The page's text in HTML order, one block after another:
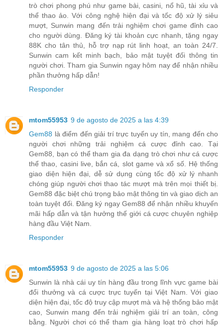
trò chơi phong phú như game bài, casini, nổ hũ, tài xỉu và
thể thao ảo. Với công nghệ hiện đại và tốc độ xử lý siêu
mượt, Sunwin mang đến trải nghiệm chơi game đỉnh cao
cho người dùng. Đăng ký tài khoản cực nhanh, tặng ngay
88K cho tân thủ, hỗ trợ nạp rút linh hoạt, an toàn 24/7.
Sunwin cam kết minh bạch, bảo mật tuyệt đối thông tin
người chơi. Tham gia Sunwin ngay hôm nay để nhận nhiều
phần thưởng hấp dẫn!
Responder
mtom55953 9 de agosto de 2025 a las 4:39
Gem88 là điểm đến giải trí trực tuyến uy tín, mang đến cho
người chơi những trải nghiệm cá cược đỉnh cao. Tại
Gem88, bạn có thể tham gia đa dạng trò chơi như cá cược
thể thao, casini live, bắn cá, slot game và xổ số. Hệ thống
giao diện hiện đại, dễ sử dụng cùng tốc độ xử lý nhanh
chóng giúp người chơi thao tác mượt mà trên mọi thiết bị.
Gem88 đặc biệt chú trọng bảo mật thông tin và giao dịch an
toàn tuyệt đối. Đăng ký ngay Gem88 để nhận nhiều khuyến
mãi hấp dẫn và tận hưởng thế giới cá cược chuyên nghiệp
hàng đầu Việt Nam.
Responder
mtom55953 9 de agosto de 2025 a las 5:06
Sunwin là nhà cái uy tín hàng đầu trong lĩnh vực game bài
đổi thưởng và cá cược trực tuyến tại Việt Nam. Với giao
diện hiện đại, tốc độ truy cập mượt mà và hệ thống bảo mật
cao, Sunwin mang đến trải nghiệm giải trí an toàn, công
bằng. Người chơi có thể tham gia hàng loạt trò chơi hấp